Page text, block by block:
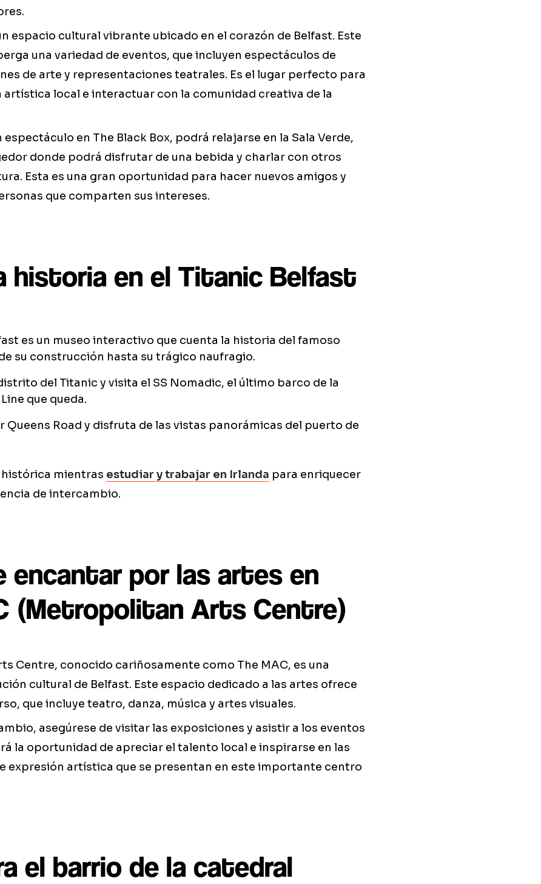
espacio cultural vibrante ubicado en el corazón de Belfast. Este
una variedad de eventos, que incluyen espectáculos de
de arte y representaciones teatrales. Es el lugar perfecto para
artística local e interactuar con la comunidad creativa de la
espectáculo en The Black Box, podrá relajarse en la Sala Verde,
donde podrá disfrutar de una bebida y charlar con otros
Esta es una gran oportunidad para hacer nuevos amigos y
que comparten sus intereses.
historia en el Titanic Belfast
es un museo interactivo que cuenta la historia del famoso
su construcción hasta su trágico naufragio.
del Titanic y visita el SS Nomadic, el último barco de la
que queda.
Queens Road y disfruta de las vistas panorámicas del puerto de
histórica mientras estudiar y trabajar en Irlanda para enriquecer
de intercambio.
encantar por las artes en
(Metropolitan Arts Centre)
Centre, conocido cariñosamente como The MAC, es una
cultural de Belfast. Este espacio dedicado a las artes ofrece
que incluye teatro, danza, música y artes visuales.
asegúrese de visitar las exposiciones y asistir a los eventos
la oportunidad de apreciar el talento local e inspirarse en las
expresión artística que se presentan en este importante centro
el barrio de la catedral